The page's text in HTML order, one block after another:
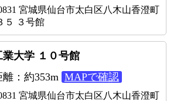
宮城県仙台市太白区八木山香澄町
５ ３号館
業大学 １０号館
：約353m MAPで確認
宮城県仙台市太白区八木山香澄町